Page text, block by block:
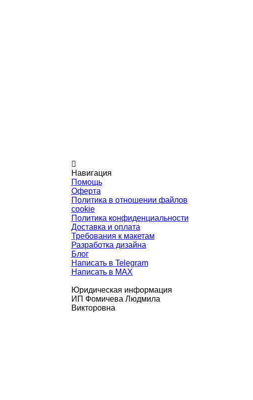
Навигация
Помощь
Оферта
Политика в отношении файлов
cookie
Политика конфиденциальности
Доставка и оплата
Требования к макетам
Разработка дизайна
Блог
Написать в Telegram
Написать в MAX
Юридическая информация
ИП Фомичева Людмила
Викторовна